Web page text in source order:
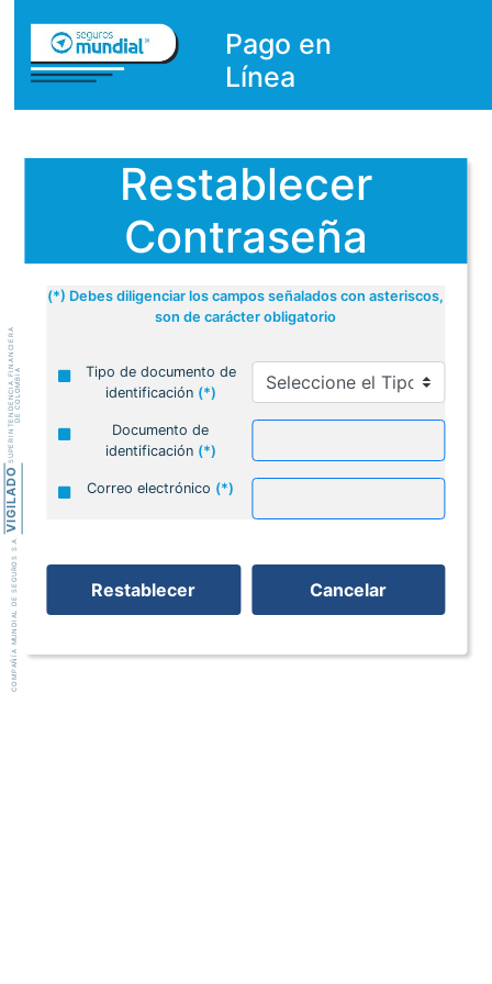
COMPAÑÍA MUNDIAL DE SEGUROS S.A.
VIGILADO
SUPERINTENDENCIA FINANCIERADE COLOMBIA
Pago en
Línea
Restablecer
Contraseña
(*) Debes diligenciar los campos señalados con asteriscos,
son de carácter obligatorio
Tipo de documento de
identificación (*)
Documento de
identificación (*)
Correo electrónico (*)
Restablecer Cancelar